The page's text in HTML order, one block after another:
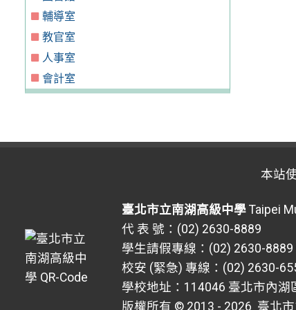
輔導室
教官室
人事室
會計室
本站
臺北市立南湖高級中學 Taipei
代 表 號：(02) 2630-8889
學生請假專線：(02) 2630-
校安 (緊急) 專線：(02) 2630-
學校地址：114046 臺北市內湖
版權所有 © 2013 - 2026 臺北